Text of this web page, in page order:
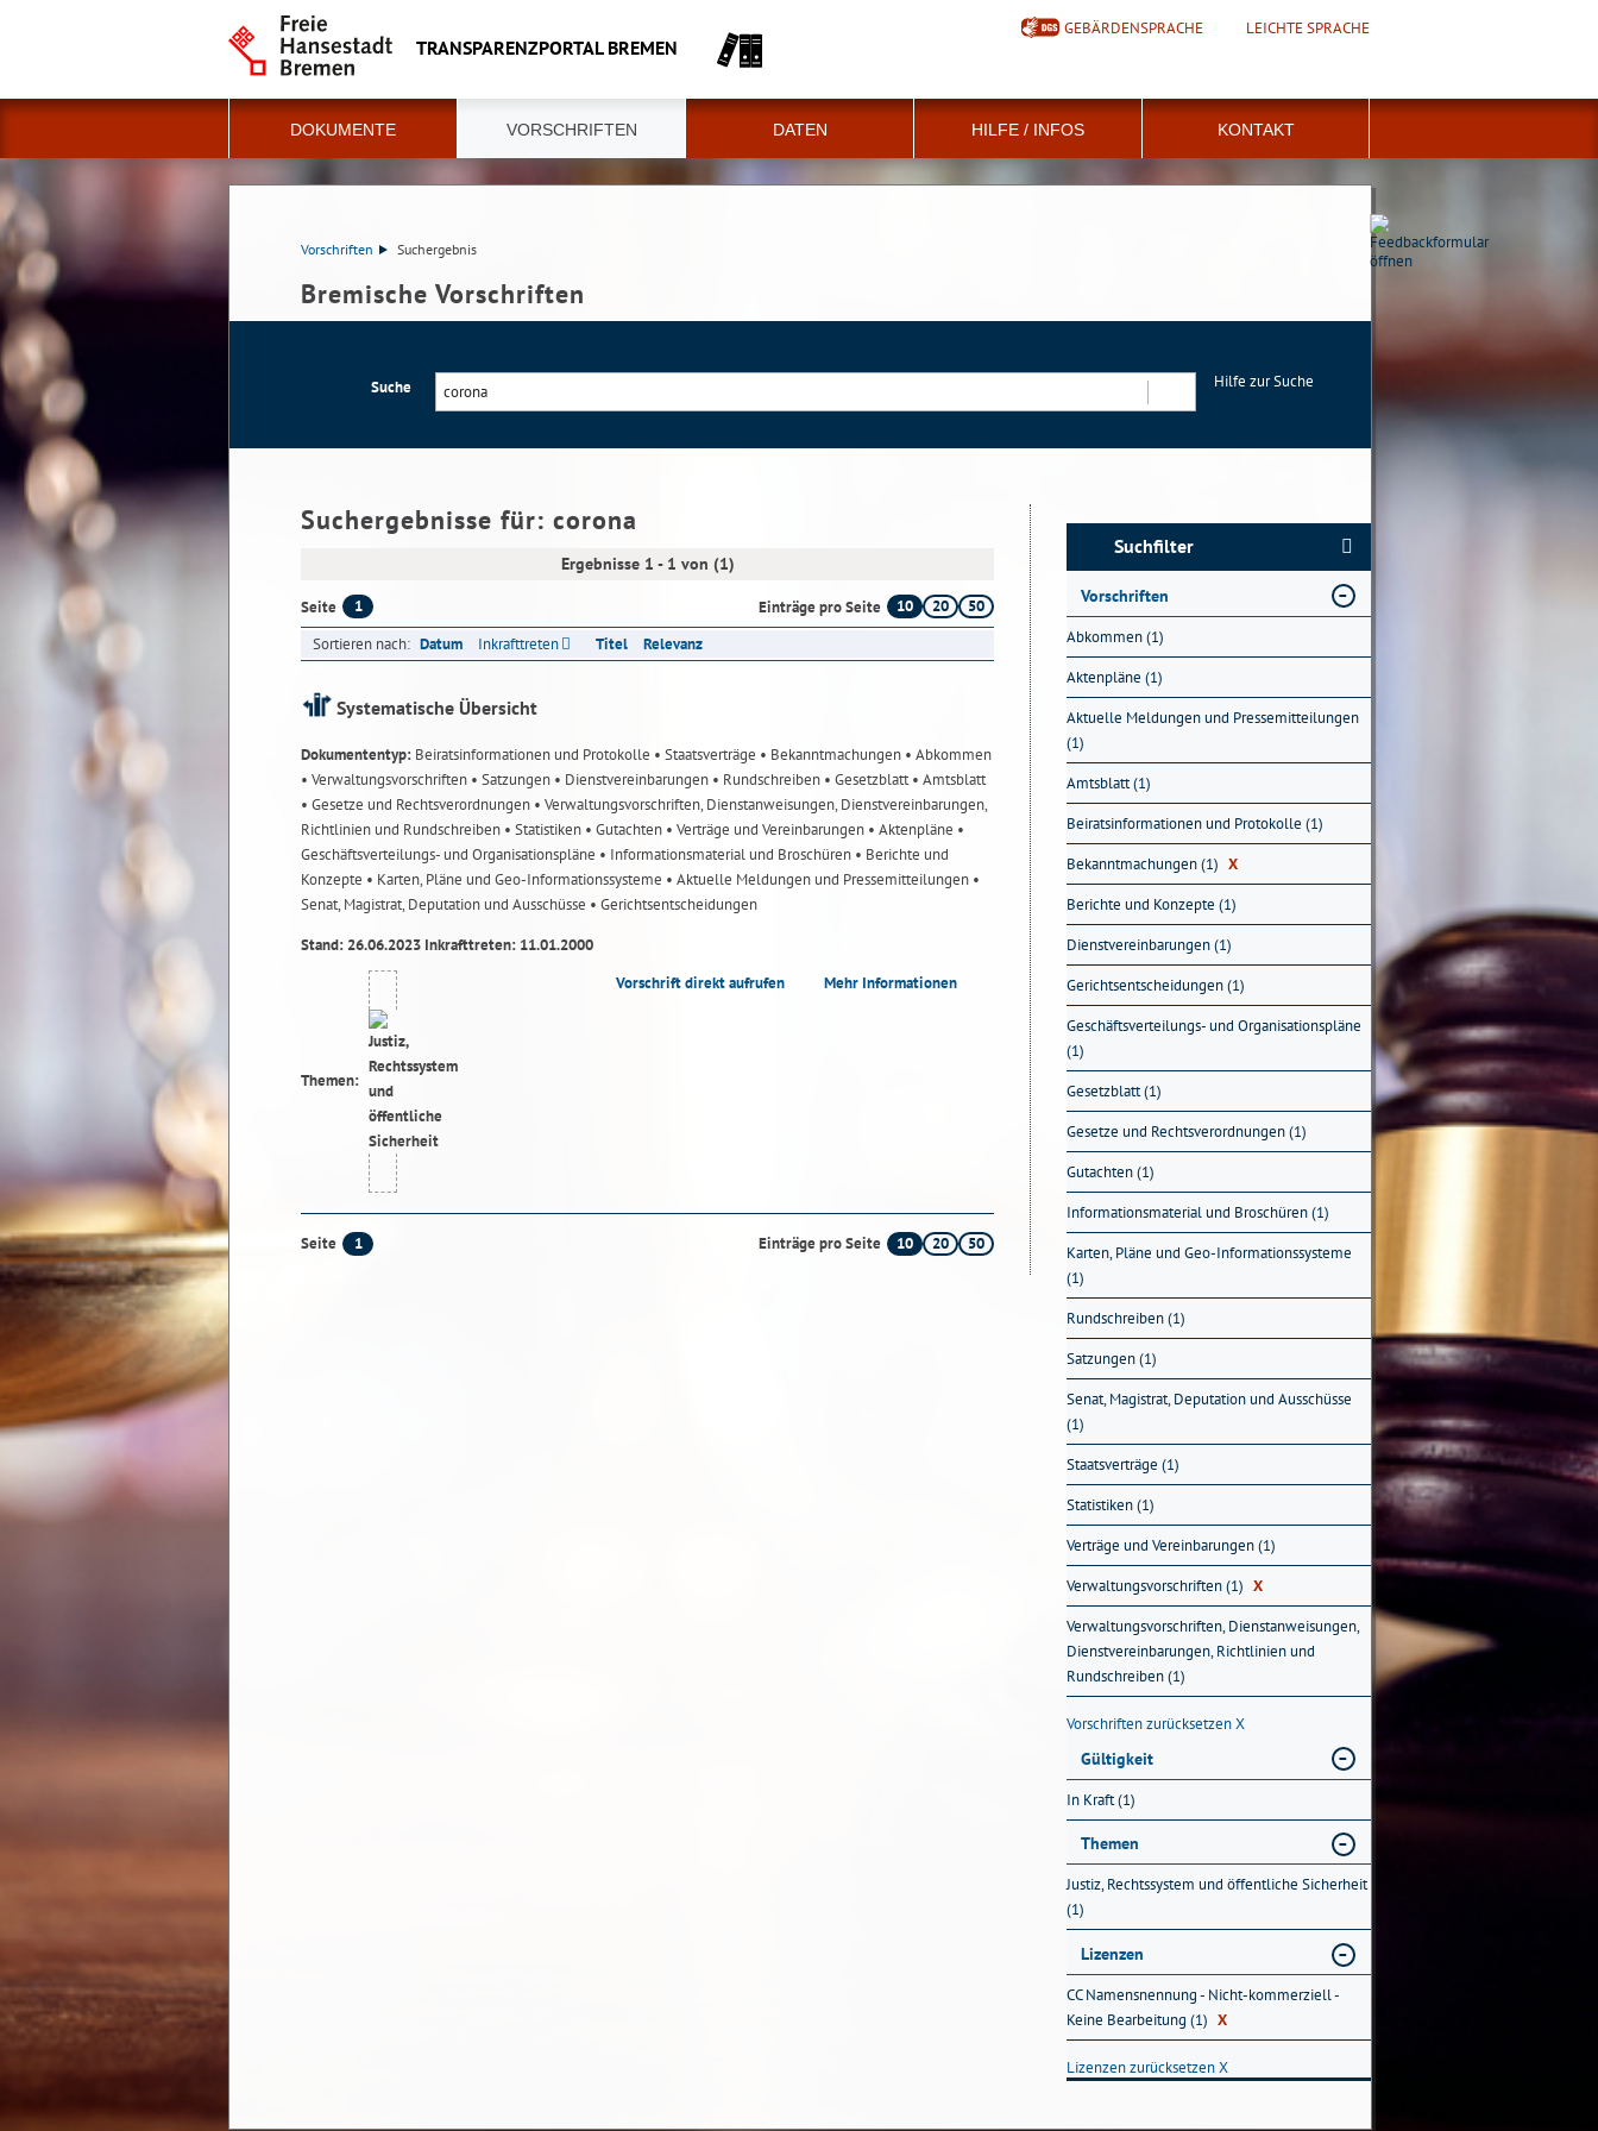
TRANSPARENZPORTAL BREMEN
GEBÄRDENSPRACHE LEICHTE SPRACHE
DOKUMENTE VORSCHRIFTEN DATEN HILFE / INFOS KONTAKT
Vorschriften Suchergebnis
Bremische Vorschriften
Suche
Hilfe zur Suche
Suchergebnisse für: corona
Ergebnisse 1 - 1 von (1)
Seite 1 Einträge pro Seite 10 20
50
Sortieren nach: Datum Inkrafttreten Titel Relevanz
Systematische Übersicht
Dokumententyp: Beiratsinformationen und Protokolle • Staatsverträge • Bekanntmachungen • Abkommen
• Verwaltungsvorschriften • Satzungen • Dienstvereinbarungen • Rundschreiben • Gesetzblatt• Amtsblatt
• Gesetze und Rechtsverordnungen • Verwaltungsvorschriften, Dienstanweisungen, Dienstvereinbarungen,
Richtlinien und Rundschreiben • Statistiken • Gutachten • Verträge und Vereinbarungen • Aktenpläne •
Geschäftsverteilungs- und Organisationspläne • Informationsmaterial und Broschüren • Berichte und
Konzepte • Karten, Pläne und Geo-Informationssysteme • Aktuelle Meldungen und Pressemitteilungen •
Senat, Magistrat, Deputation und Ausschüsse • Gerichtsentscheidungen
Stand: 26.06.2023 Inkrafttreten: 11.01.2000
Themen:
Vorschrift direkt aufrufen Mehr Informationen
Seite 1 Einträge pro Seite 10 20 50
Suchfilter
Vorschriften
Abkommen (1)
Aktenpläne (1)
Aktuelle Meldungen und Pressemitteilungen
(1)
Amtsblatt (1)
Beiratsinformationen und Protokolle (1)
Bekanntmachungen (1) X
Berichte und Konzepte (1)
Dienstvereinbarungen (1)
Gerichtsentscheidungen (1)
Geschäftsverteilungs- und Organisationspläne
(1)
Gesetzblatt (1)
Gesetze und Rechtsverordnungen (1)
Gutachten (1)
Informationsmaterial und Broschüren (1)
Karten, Pläne und Geo-Informationssysteme
(1)
Rundschreiben (1)
Satzungen (1)
Senat, Magistrat, Deputation und Ausschüsse
(1)
Staatsverträge (1)
Statistiken (1)
Verträge und Vereinbarungen (1)
Verwaltungsvorschriften (1) X
Verwaltungsvorschriften, Dienstanweisungen,
Dienstvereinbarungen, Richtlinien und
Rundschreiben (1)
Vorschriften zurücksetzenX
Gültigkeit
In Kraft (1)
Themen
Justiz, Rechtssystem und öffentliche Sicherheit
(1)
Lizenzen
CC Namensnennung - Nicht-kommerziell -
Keine Bearbeitung (1) X
Lizenzen zurücksetzenX